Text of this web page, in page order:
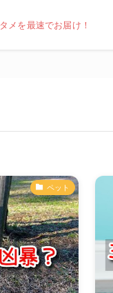
メを最速でお届け！
ペット